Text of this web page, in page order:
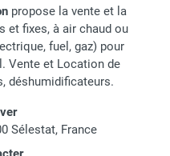
propose la vente et la
et fixes, à air chaud ou
fuel, gaz) pour
Vente et Location de
déshumidificateurs.
Sélestat, France